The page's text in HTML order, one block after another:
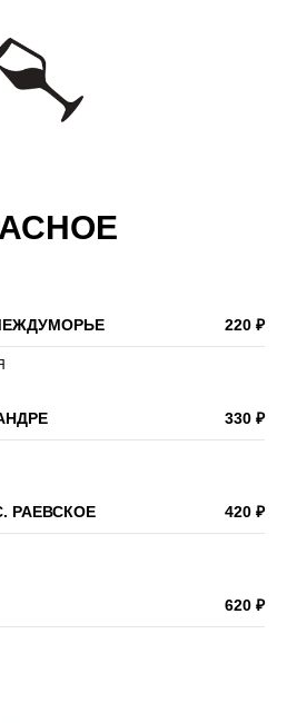
220 ₽
330 ₽
РАЕВСКОЕ 420 ₽
620 ₽